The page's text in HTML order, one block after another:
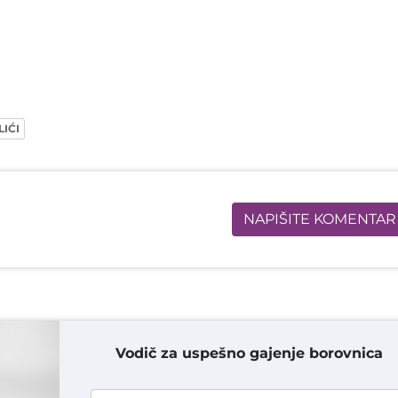
NAPIŠITE KOMENTAR
Vodič za uspešno gajenje borovnica